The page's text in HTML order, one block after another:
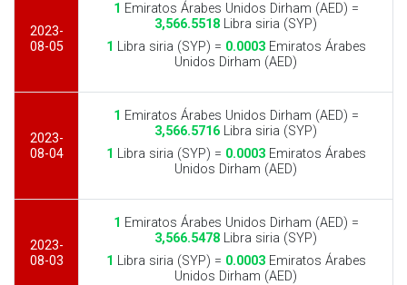
2023-
08-05
1 Emiratos Árabes Unidos Dirham (AED) =
3,566.5518 Libra siria (SYP)
1 Libra siria (SYP) = 0.0003Emiratos Árabes
Unidos Dirham (AED)
2023-
08-04
1 Emiratos Árabes Unidos Dirham (AED) =
3,566.5716 Libra siria (SYP)
1 Libra siria (SYP) = 0.0003Emiratos Árabes
Unidos Dirham (AED)
2023-
08-03
1 Emiratos Árabes Unidos Dirham (AED) =
3,566.5478 Libra siria (SYP)
1 Libra siria (SYP) = 0.0003Emiratos Árabes
Unidos Dirham (AED)